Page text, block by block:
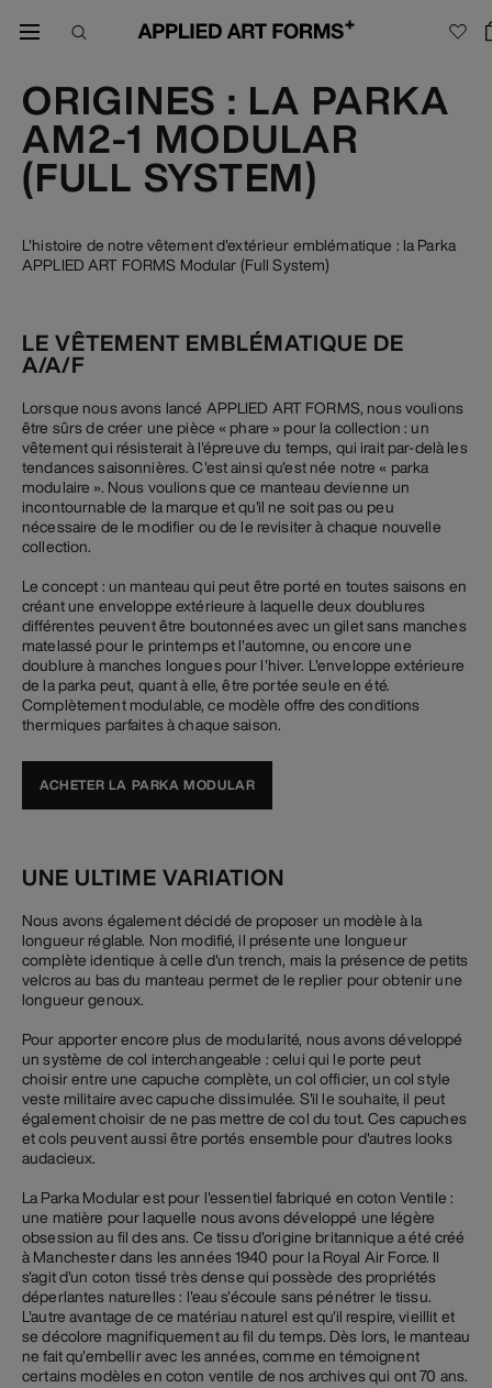
ORIGINES : LA PARKA
AM2-1 MODULAR
(FULL SYSTEM)
L'histoire de notre vêtement d'extérieur emblématique : la Parka
APPLIED ART FORMS Modular (Full System)
LE VÊTEMENT EMBLÉMATIQUE DE
A/A/F
Lorsque nous avons lancé APPLIED ART FORMS, nous voulions
être sûrs de créer une pièce « phare » pour la collection : un
vêtement qui résisterait à l'épreuve du temps, qui irait par-delà les
tendances saisonnières. C'est ainsi qu'est née notre « parka
modulaire ». Nous voulions que ce manteau devienne un
incontournable de la marque et qu'il ne soit pas ou peu
nécessaire de le modifier ou de le revisiter à chaque nouvelle
collection.
Le concept : un manteau qui peut être porté en toutes saisons en
créant une enveloppe extérieure à laquelle deux doublures
différentes peuvent être boutonnées avec un gilet sans manches
matelassé pour le printemps et l'automne, ou encore une
doublure à manches longues pour l'hiver. L'enveloppe extérieure
de la parka peut, quant à elle, être portée seule en été.
Complètement modulable, ce modèle offre des conditions
thermiques parfaites à chaque saison.
ACHETER LA PARKA MODULAR
UNE ULTIME VARIATION
Nous avons également décidé de proposer un modèle à la
longueur réglable. Non modifié, il présente une longueur
complète identique à celle d'un trench, mais la présence de petits
velcros au bas du manteau permet de le replier pour obtenir une
longueur genoux.
Pour apporter encore plus de modularité, nous avons développé
un système de col interchangeable : celui qui le porte peut
choisir entre une capuche complète, un col officier, un col style
veste militaire avec capuche dissimulée. S'il le souhaite, il peut
également choisir de ne pas mettre de col du tout. Ces capuches
et cols peuvent aussi être portés ensemble pour d'autres looks
audacieux.
La Parka Modular est pour l'essentiel fabriqué en coton Ventile :
une matière pour laquelle nous avons développé une légère
obsession au fil des ans. Ce tissu d'origine britannique a été créé
à Manchester dans les années 1940 pour la Royal Air Force. Il
s'agit d'un coton tissé très dense qui possède des propriétés
déperlantes naturelles : l'eau s'écoule sans pénétrer le tissu.
L'autre avantage de ce matériau naturel est qu'il respire, vieillit et
se décolore magnifiquement au fil du temps. Dès lors, le manteau
ne fait qu'embellir avec les années, comme en témoignent
certains modèles en coton ventile de nos archives qui ont 70 ans.